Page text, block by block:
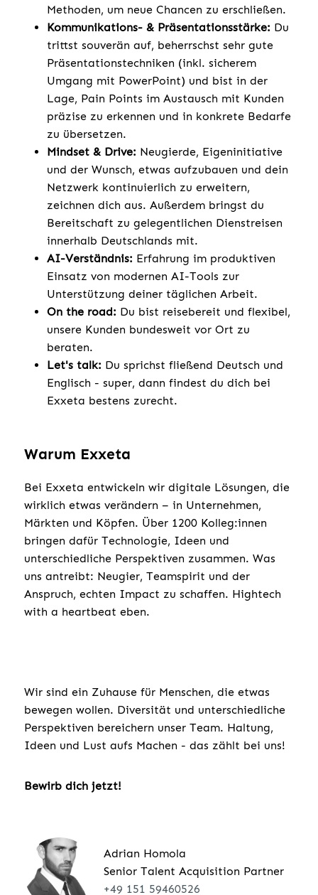
Methoden, um neue Chancen zu erschließen.
Kommunikations- & Präsentationsstärke: Du
trittst souverän auf, beherrschst sehr gute
Präsentationstechniken (inkl. sicherem
Umgang mit PowerPoint) und bist in der
Lage, Pain Points im Austausch mit Kunden
präzise zu erkennen und in konkrete Bedarfe
zu übersetzen.
Mindset & Drive: Neugierde, Eigeninitiative
und der Wunsch, etwas aufzubauen und dein
Netzwerk kontinuierlich zu erweitern,
zeichnen dich aus. Außerdem bringst du
Bereitschaft zu gelegentlichen Dienstreisen
innerhalb Deutschlands mit.
AI-Verständnis: Erfahrung im produktiven
Einsatz von modernen AI-Tools zur
Unterstützung deiner täglichen Arbeit.
On the road: Du bist reisebereit und flexibel,
unsere Kunden bundesweit vor Ort zu
beraten.
Let's talk: Du sprichst fließend Deutsch und
Englisch - super, dann findest du dich bei
Exxeta bestens zurecht.
Warum Exxeta
Bei Exxeta entwickeln wir digitale Lösungen, die
wirklich etwas verändern – in Unternehmen,
Märkten und Köpfen. Über 1200 Kolleg:innen
bringen dafür Technologie, Ideen und
unterschiedliche Perspektiven zusammen. Was
uns antreibt: Neugier, Teamspirit und der
Anspruch, echten Impact zu schaffen. Hightech
with a heartbeat eben.
Wir sind ein Zuhause für Menschen, die etwas
bewegen wollen. Diversität und unterschiedliche
Perspektiven bereichern unser Team. Haltung,
Ideen und Lust aufs Machen - das zählt bei uns!
Bewirb dich jetzt!
Adrian Homola
Senior Talent Acquisition Partner
+49 151 59460526